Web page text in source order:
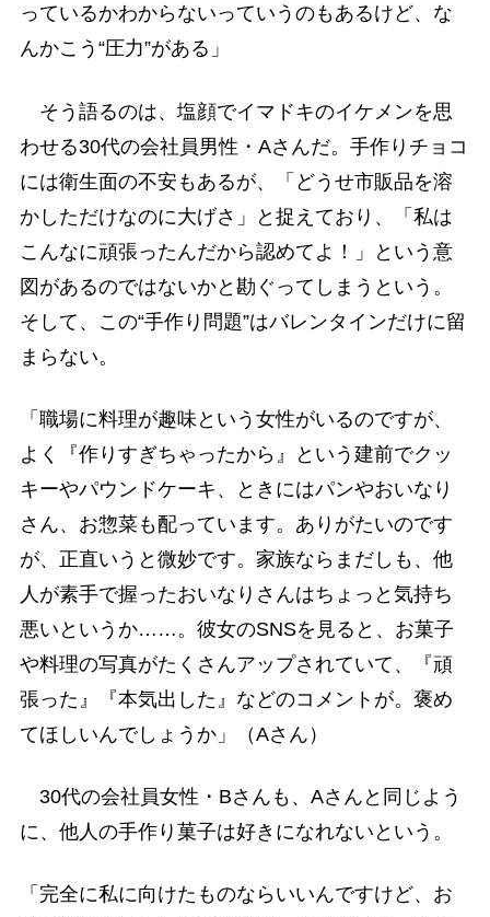
っているかわからないっていうのもあるけど、な
んかこう“圧力”がある」
そう語るのは、塩顔でイマドキのイケメンを思
わせる30代の会社員男性・Aさんだ。手作りチョコ
には衛生面の不安もあるが、「どうせ市販品を溶
かしただけなのに大げさ」と捉えており、「私は
こんなに頑張ったんだから認めてよ！」という意
図があるのではないかと勘ぐってしまうという。
そして、この“手作り問題”はバレンタインだけに留
まらない。
「職場に料理が趣味という女性がいるのですが、
よく『作りすぎちゃったから』という建前でクッ
キーやパウンドケーキ、ときにはパンやおいなり
さん、お惣菜も配っています。ありがたいのです
が、正直いうと微妙です。家族ならまだしも、他
人が素手で握ったおいなりさんはちょっと気持ち
悪いというか……。彼女のSNSを見ると、お菓子
や料理の写真がたくさんアップされていて、『頑
張った』『本気出した』などのコメントが。褒め
てほしいんでしょうか」（Aさん）
30代の会社員女性・Bさんも、Aさんと同じよう
に、他人の手作り菓子は好きになれないという。
「完全に私に向けたものならいいんですけど、お